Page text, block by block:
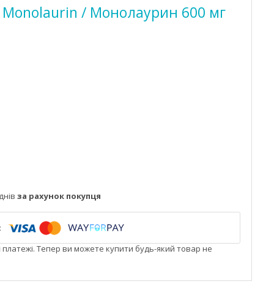
Monolaurin / Монолаурин 600 мг
за рахунок покупця
платежі. Тепер ви можете купити будь-який товар не